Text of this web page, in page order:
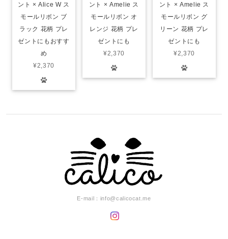
ント × Alice W ス
モールリボン ブ
ラック 花柄 プレ
ゼントにもおすす
め
¥2,370
ント × Amelie ス
モールリボン オ
レンジ 花柄 プレ
ゼントにも
¥2,370
ント × Amelie ス
モールリボン グ
リーン 花柄 プレ
ゼントにも
¥2,370
E-mail： info@calicocat.me